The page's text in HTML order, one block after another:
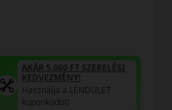
AKÁR 5.000 FT SZERELÉSI
KEDVEZMÉNY!
Használja a LENDÜLET
kuponkódot!